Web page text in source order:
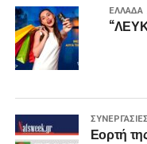
ΕΛΛΑΔΑ
ΣΥΝΕΡΓΑΣΙΕΣ
Εορτή